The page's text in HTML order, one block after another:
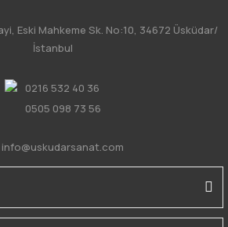
Eski Mahkeme Sk. No:10, 34672 Üsküdar/
İstanbul
0216 532 40 36
0505 098 73 56
info@uskudarsanat.com